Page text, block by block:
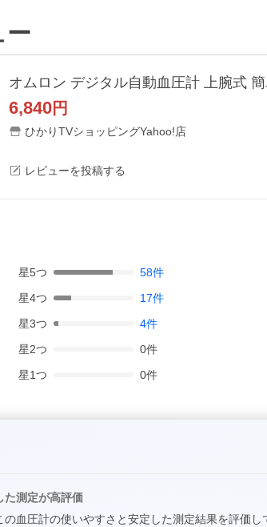
ー
オムロン デジタル自動血圧計 上腕式
6,840円
ひかりTVショッピングYahoo!店
レビューを投稿する
星5つ 58件
星4つ 17件
星3つ 4件
星2つ 0件
星1つ 0件
た測定が高評価
の血圧計の使いやすさと安定した測定結果を評価